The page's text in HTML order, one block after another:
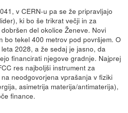
v CERN-u pa se že pripravljajo
ki bo še trikrat večji in za
del okolice Ženeve. Novi
bo tekel 400 metrov pod površjem. O
2028, a že sedaj je jasno, da
financirati njegove gradnje. Najprej
res najboljši instrument za
neodgovorjena vprašanja v fiziki
asimetrija materija/antimaterija),
finance.